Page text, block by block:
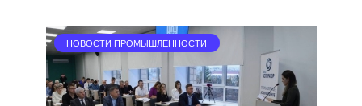
НОВОСТИ ПРОМЫШЛЕННОСТИ